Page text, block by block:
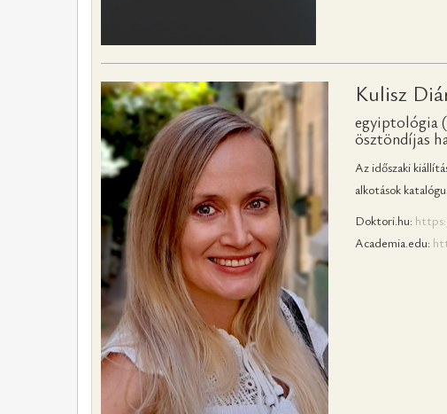
Kulisz
egyiptológia
ösztöndíjas
Az időszaki
alkotások
Doktori.hu:
Academia.edu: